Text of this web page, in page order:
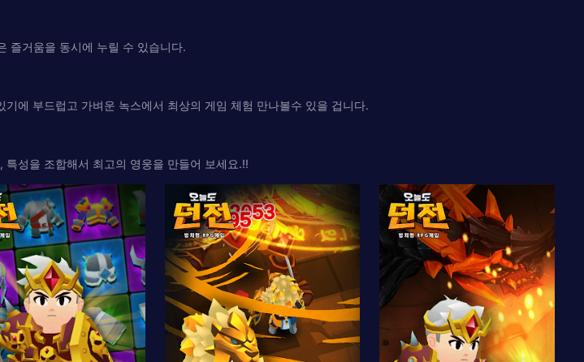
즐거움을 동시에 누릴 수 있습니다.
에 부드럽고 가벼운 녹스에서 최상의 게임 체험 만나볼수 있을 겁니다.
성을 조합해서 최고의 영웅을 만들어 보세요.!!